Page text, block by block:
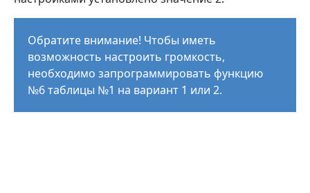
Обратите внимание! Чтобы иметь
возможность настроить громкость,
необходимо запрограммировать функцию
№6 таблицы №1 на вариант 1 или 2.